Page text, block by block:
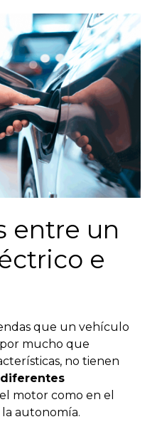
entre un
e
que un vehículo
mucho que
no tienen
motor como en el
autonomía.